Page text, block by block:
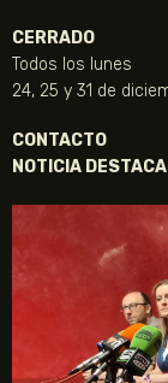
CERRADO
Todos los lunes
24, 25 y 31 de
CONTACTO
NOTICIA